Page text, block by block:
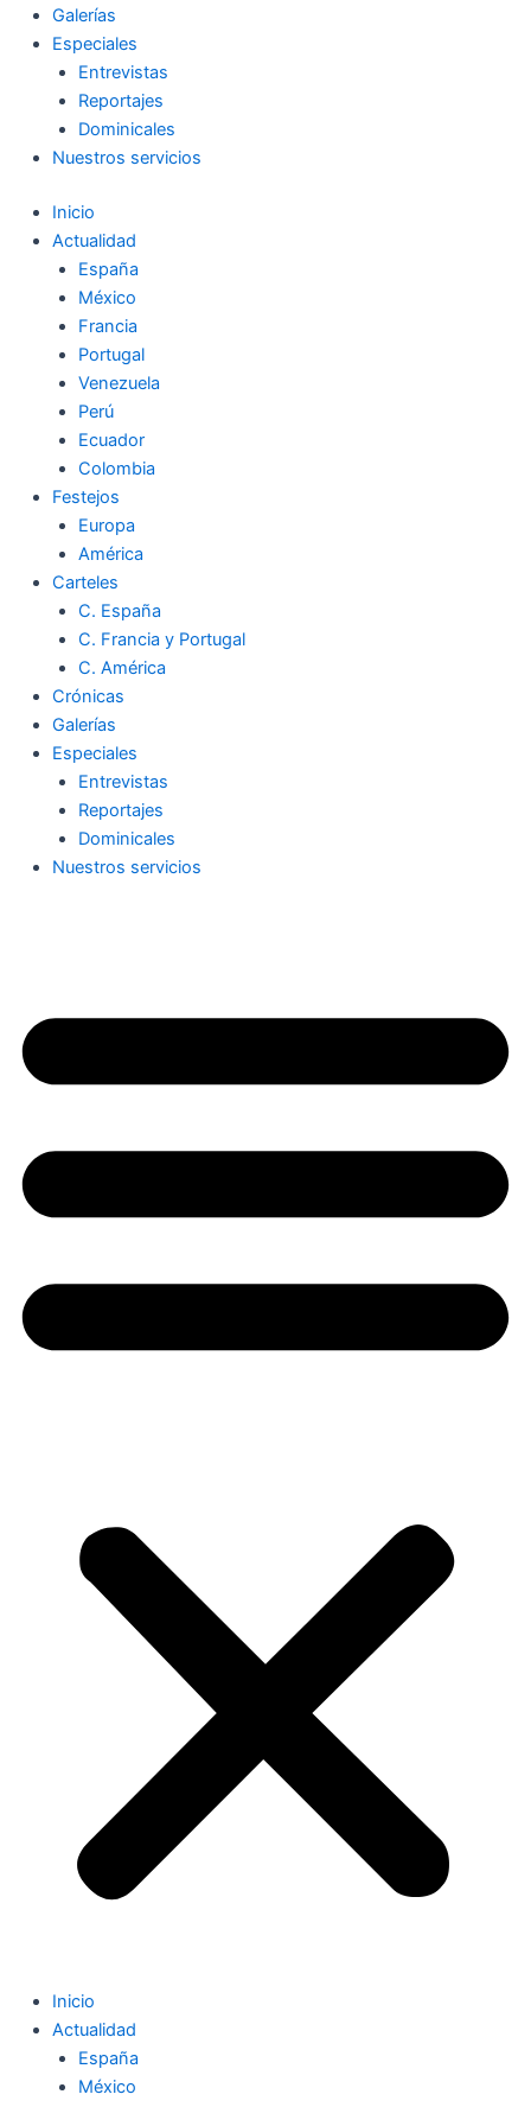
Galerías
Especiales
Entrevistas
Reportajes
Dominicales
Nuestros servicios
Inicio
Actualidad
España
México
Francia
Portugal
Venezuela
Perú
Ecuador
Colombia
Festejos
Europa
América
Carteles
C. España
C. Francia y Portugal
C. América
Crónicas
Galerías
Especiales
Entrevistas
Reportajes
Dominicales
Nuestros servicios
Inicio
Actualidad
España
México